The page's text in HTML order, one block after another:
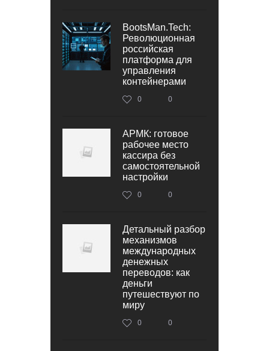
BootsMan.Tech:
Революционная
российская
платформа для
управления
контейнерами
0 0
АРМК: готовое
рабочее место
кассира без
самостоятельной
настройки
0 0
Детальный разбор
механизмов
международных
денежных
переводов: как
деньги
путешествуют по
миру
0 0